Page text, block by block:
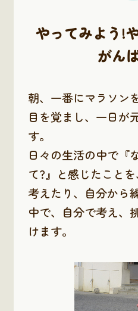
やってみよう!
がん
朝、一番にマラソン
目を覚まし、一日が
す。
日々の生活の中で『
て?』と感じたこと
考えたり、自分から
中で、自分で考え、
けます。